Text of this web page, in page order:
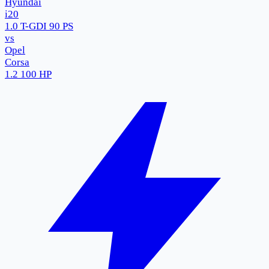
i20
1.0 T-GDI 90 PS
vs
Opel
Corsa
1.2 100 HP